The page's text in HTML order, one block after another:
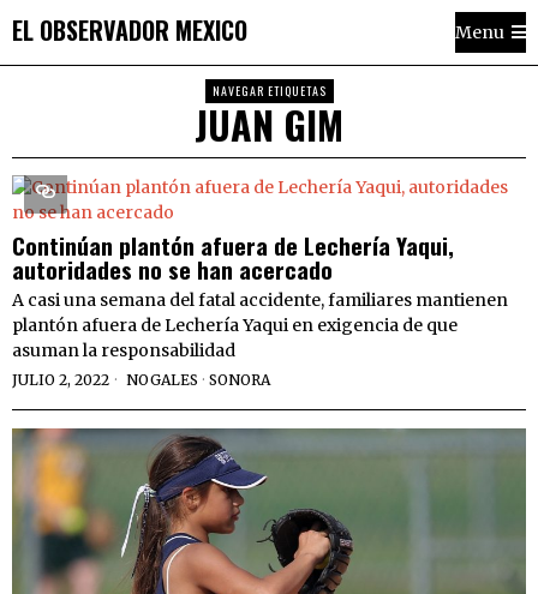
EL OBSERVADOR MEXICO Menu
NAVEGAR ETIQUETAS
JUAN GIM
Continúan plantón afuera de Lechería Yaqui,
autoridades no se han acercado
A casi una semana del fatal accidente, familiares mantienen
plantón afuera de Lechería Yaqui en exigencia de que
asuman la responsabilidad
JULIO 2, 2022 NOGALES · SONORA